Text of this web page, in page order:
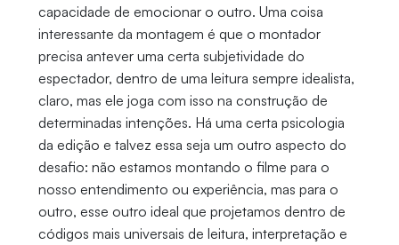
capacidade de emocionar o outro. Uma coisa
interessante da montagem é que o montador
precisa antever uma certa subjetividade do
espectador, dentro de uma leitura sempre idealista,
claro, mas ele joga com isso na construção de
determinadas intenções. Há uma certa psicologia
da edição e talvez essa seja um outro aspecto do
desafio: não estamos montando o filme para o
nosso entendimento ou experiência, mas para o
outro, esse outro ideal que projetamos dentro de
códigos mais universais de leitura, interpretação e